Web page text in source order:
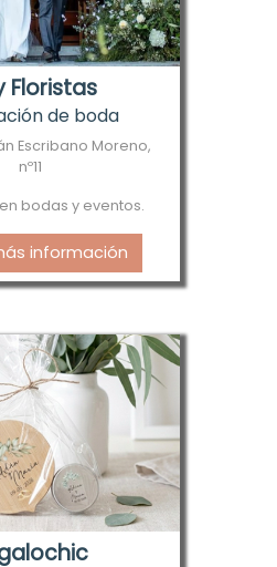
Floristas
de boda
Escribano Moreno,
nº11
bodas y eventos.
información